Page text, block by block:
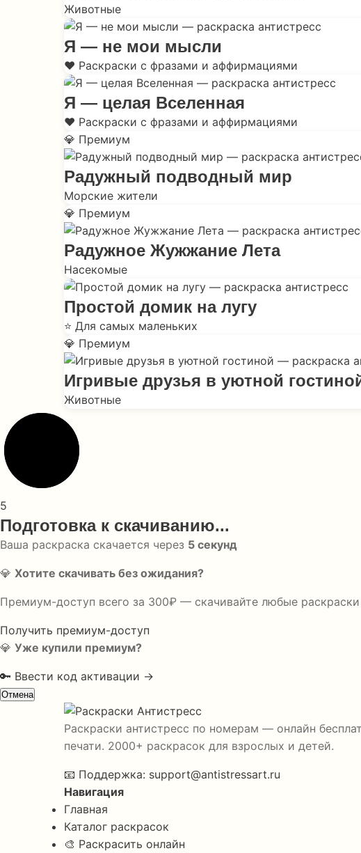
Животные
Я — не мои мысли
❤️ Раскраски с фразами и аффирмациями
Я — целая Вселенная
❤️ Раскраски с фразами и аффирмациями
💎 Премиум
Радужный подводный мир
Морские жители
💎 Премиум
Радужное Жужжание Лета
Насекомые
Простой домик на лугу
⭐ Для самых маленьких
💎 Премиум
Игривые друзья в уютной
Животные
5
Подготовка к скачиванию...
Ваша раскраска скачается через 5 секунд
💎 Хотите скачивать без ожидания?
Премиум-доступ всего за 300₽ — скачивайте любые раскраски
Получить премиум-доступ
💎 Уже купили премиум?
🔑 Ввести код активации →
Отмена
Раскраски антистресс по номерам — онлайн
печати. 2000+ раскрасок для взрослых и детей.
📧 Поддержка: support@antistressart.ru
Навигация
Главная
Каталог раскрасок
🎨 Раскрасить онлайн